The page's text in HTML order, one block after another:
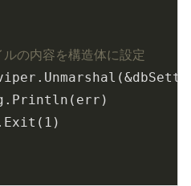
の内容を構造体に設定
1 )